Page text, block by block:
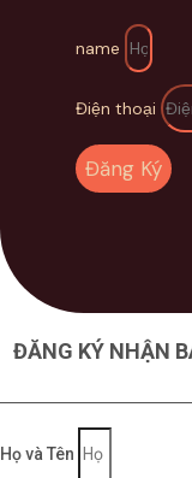
name
Điện thoại
Đăng Ký
ĐĂNG KÝ NHẬN
Họ và Tên